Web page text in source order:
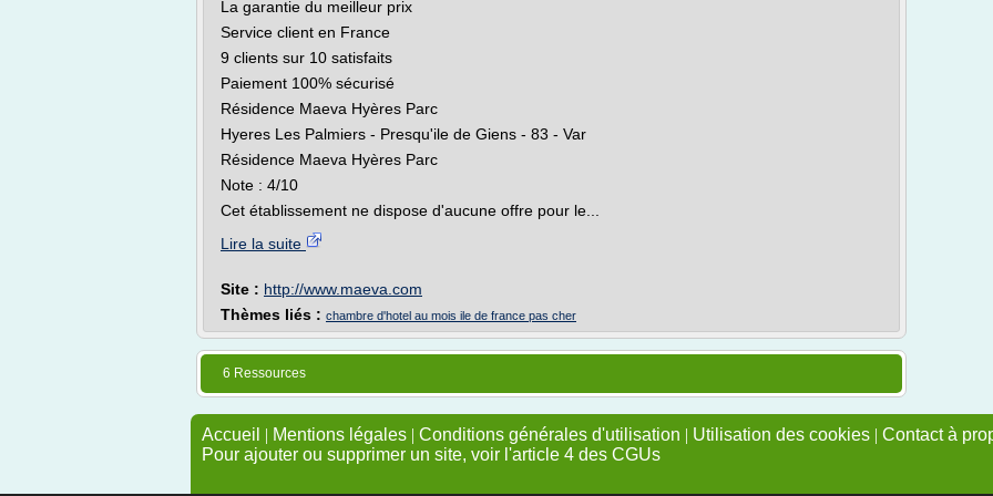
La garantie du meilleur prix
Service client en France
9 clients sur 10 satisfaits
Paiement 100% sécurisé
Résidence Maeva Hyères Parc
Hyeres Les Palmiers - Presqu'ile de Giens - 83 - Var
Résidence Maeva Hyères Parc
Note : 4/10
Cet établissement ne dispose d'aucune offre pour le...
Lire la suite
Site : http://www.maeva.com
Thèmes liés : chambre d'hotel au mois ile de france pas cher
6 Ressources
Accueil | Mentions légales | Conditions générales d'utilisation | Utilisation des cookies | Contact à
Pour ajouter ou supprimer un site, voir l'article 4 des CGUs